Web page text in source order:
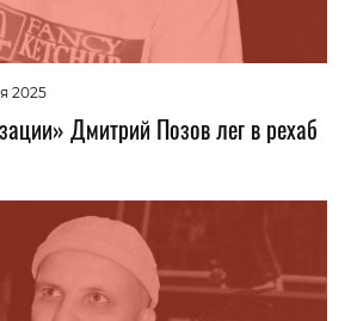
2025
Дмитрий Позов лег в рехаб